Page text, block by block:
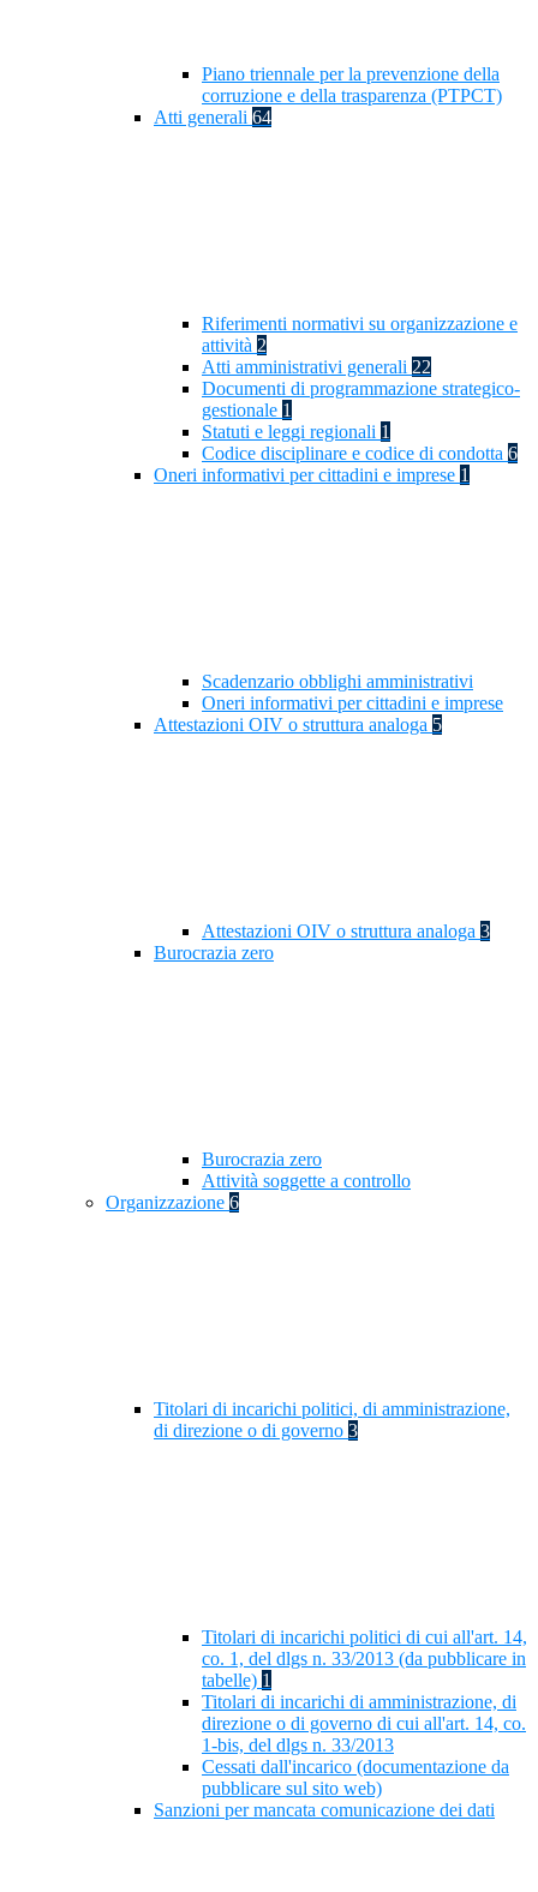
Piano triennale per la prevenzione della
corruzione e della trasparenza (PTPCT)
Atti generali 64
Riferimenti normativi su organizzazione e
attività 2
Atti amministrativi generali 22
Documenti di programmazione strategico-
gestionale 1
Statuti e leggi regionali 1
Codice disciplinare e codice di condotta 6
Oneri informativi per cittadini e imprese 1
Scadenzario obblighi amministrativi
Oneri informativi per cittadini e imprese
Attestazioni OIV o struttura analoga 5
Attestazioni OIV o struttura analoga 3
Burocrazia zero
Burocrazia zero
Attività soggette a controllo
Organizzazione 6
Titolari di incarichi politici, di amministrazione,
di direzione o di governo 3
Titolari di incarichi politici di cui all'art. 14,
co. 1, del dlgs n. 33/2013 (da pubblicare in
tabelle) 1
Titolari di incarichi di amministrazione, di
direzione o di governo di cui all'art. 14, co.
1-bis, del dlgs n. 33/2013
Cessati dall'incarico (documentazione da
pubblicare sul sito web)
Sanzioni per mancata comunicazione dei dati